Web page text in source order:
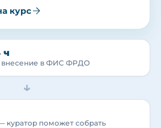
курс
ч
внесение в ФИС ФРДО
→
куратор поможет собрать